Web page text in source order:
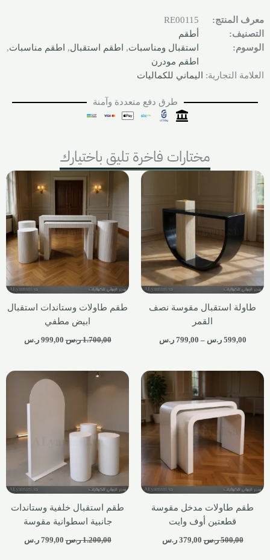
معرف المنتج:
RE00115
التصنيف:
أطقم
الوسوم:
استقبال ومناسبات, اطقم استقبال, اطقم مناسبات,
اطقم مودرن
العلامة التجارية:
اليماني للكماليات
طرق دفع متعددة وآمنة
مختارات فاخرة تليق باختيارك
طاولة استقبال مقوسة نصف
القمر
599,00 ر.س –
799,00 ر.س
طقم طاولات وستاندات استقبال
ابيض مطفي
1.700,00 ر.س 999,00 ر.س
طقم طاولات مدخل مقوسة
قطعتين أوف وايت
500,00 ر.س 379,00 ر.س
طقم استقبال خلفية وستاندات
جانبية اسطوانية مقوسة
1.200,00 ر.س 799,00 ر.س